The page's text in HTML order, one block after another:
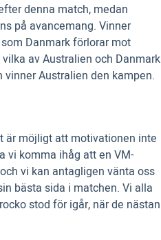
denna match, medan
på avancemang. Vinner
Danmark förlorar mot
av Australien och Danmark
Australien den kampen.
är möjligt att motivationen inte
vi komma ihåg att en VM-
vi kan antagligen vänta oss
bästa sida i matchen. Vi alla
stod för igår, när de nästan